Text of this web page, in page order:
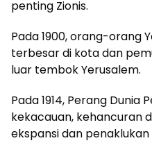
penting Zionis.
Pada 1900, orang-orang
terbesar di kota dan
luar tembok Yerusalem.
Pada 1914, Perang
kekacauan, kehancuran
ekspansi dan